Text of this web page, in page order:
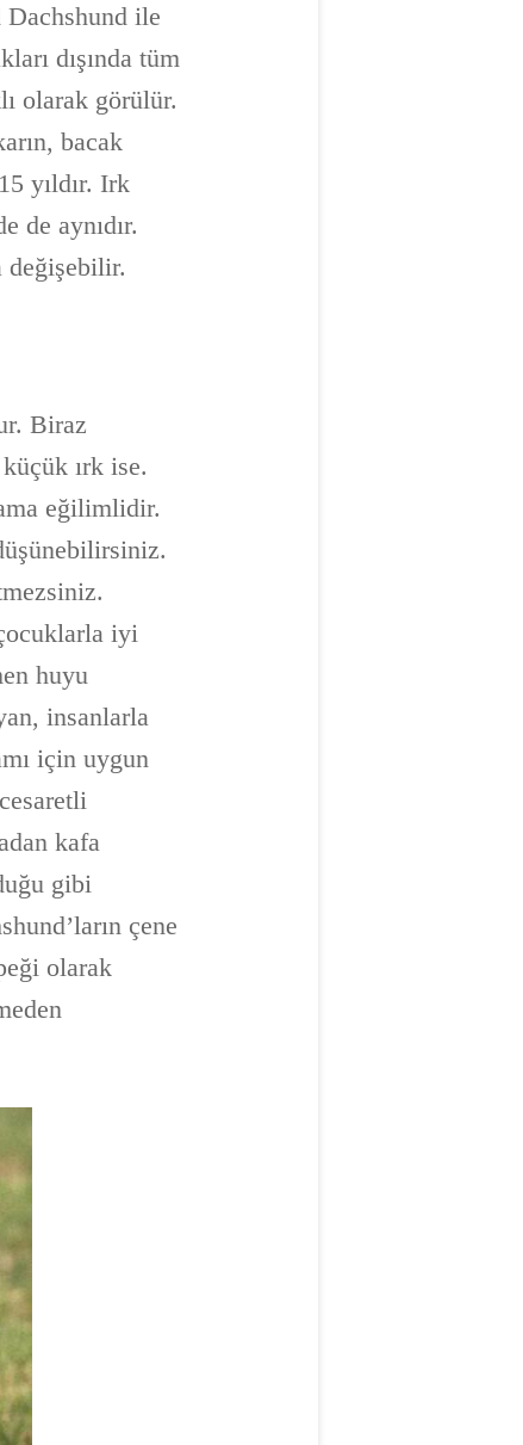
ile
dışında tüm
olarak görülür.
bacak
yıldır. Irk
de aynıdır.
değişebilir.
Biraz
ırk ise.
eğilimlidir.
iyi
huyu
insanlarla
için uygun
kafa
gibi
çene
olarak